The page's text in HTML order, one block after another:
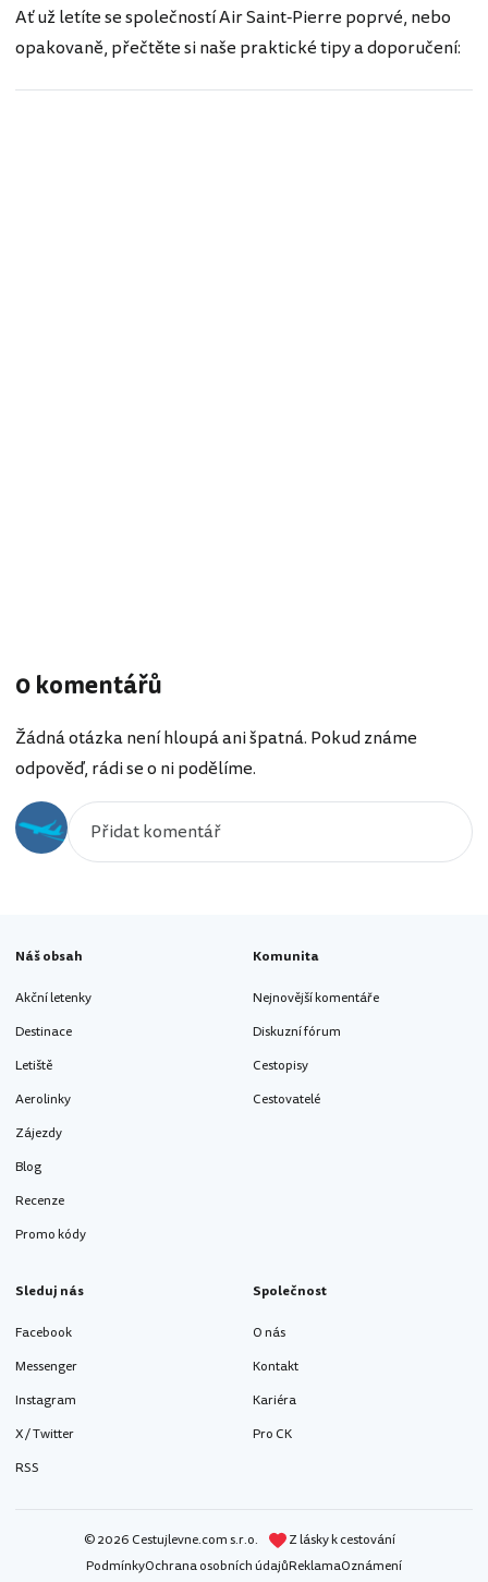
Ať už letíte se společností Air Saint-Pierre poprvé, nebo
opakovaně, přečtěte si naše praktické tipy a doporučení:
0 komentářů
Žádná otázka není hloupá ani špatná. Pokud známe
odpověď, rádi se o ni podělíme.
Náš obsah
Akční letenky
Destinace
Letiště
Aerolinky
Zájezdy
Blog
Recenze
Promo kódy
Komunita
Nejnovější komentáře
Diskuzní fórum
Cestopisy
Cestovatelé
Sleduj nás
Facebook
Messenger
Instagram
X / Twitter
RSS
Společnost
O nás
Kontakt
Kariéra
Pro CK
© 2026 Cestujlevne.com s.r.o.
Z lásky k cestování
PodmínkyOchrana osobních údajůReklamaOznámení